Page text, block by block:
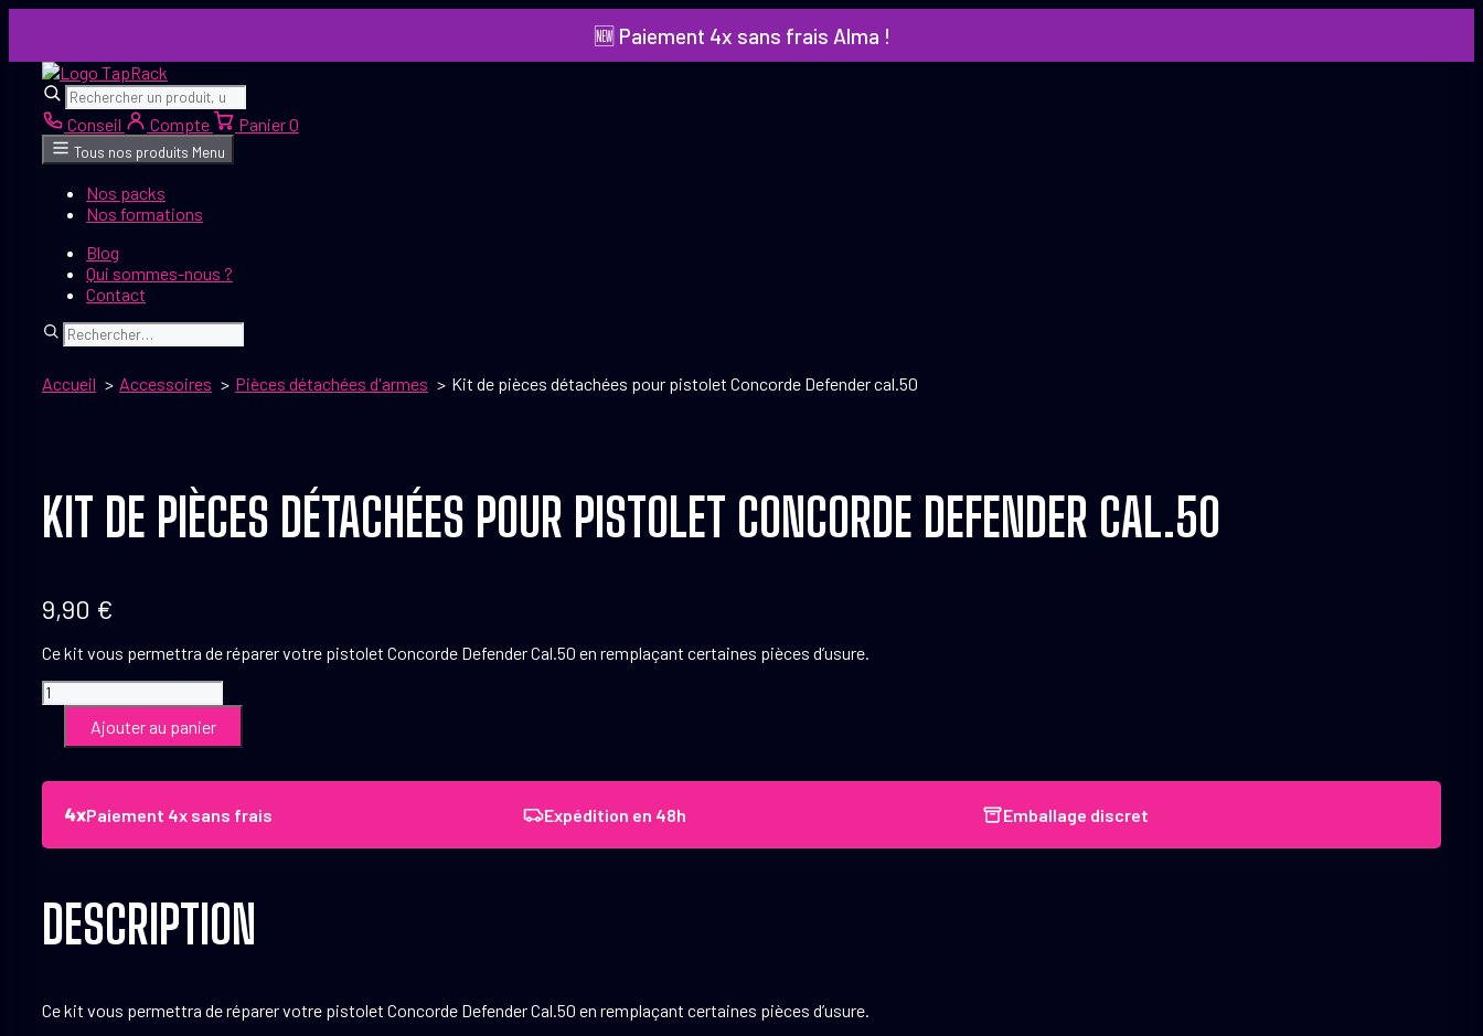
contenu
🆕 Paiement 4x sans frais Alma !
Rechercher Rechercher
Conseil Compte Panier0
Tous nos produits Menu
Nos packs
Nos formations
Blog
Qui sommes-nous ?
Contact
Rechercher
Accueil Accessoires Pièces détachées d'armes Kit de pièces détachées pour pistolet Concorde Defender cal.50
KIT DE PIÈCES DÉTACHÉES POUR PISTOLET CONCORDE DEFENDER CAL.50
9,90 €
Ce kit vous permettra de réparer votre pistolet Concorde Defender Cal.50 en remplaçant certaines pièces d’usure.
quantité
de
pour
cal.50
Ajouter au panier
Paiement 4x sans frais Expédition en 48h Emballage discret
DESCRIPTION
Ce kit vous permettra de réparer votre pistolet Concorde Defender Cal.50 en remplaçant certaines pièces d’usure.